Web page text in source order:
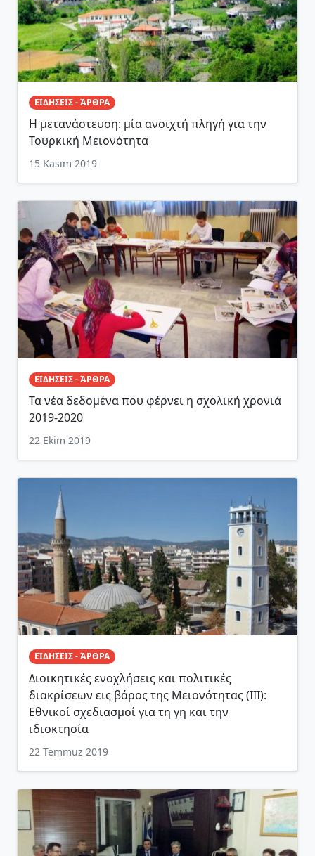
ΕΙΔΗΣΕΙΣ - ΆΡΘΡΑ
Η μετανάστευση: μία ανοιχτή πληγή για την
Τουρκική Μειονότητα
15 Kasım 2019
ΕΙΔΗΣΕΙΣ - ΆΡΘΡΑ
Τα νέα δεδομένα που φέρνει η σχολική χρονιά
2019-2020
22 Ekim 2019
ΕΙΔΗΣΕΙΣ - ΆΡΘΡΑ
Διοικητικές ενοχλήσεις και πολιτικές
διακρίσεων εις βάρος της Μειονότητας (ΙΙΙ):
Εθνικοί σχεδιασμοί για τη γη και την
ιδιοκτησία
22 Temmuz 2019